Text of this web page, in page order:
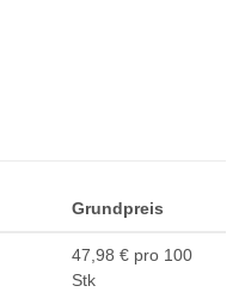
Grundpreis
47,98 € pro 100
Stk